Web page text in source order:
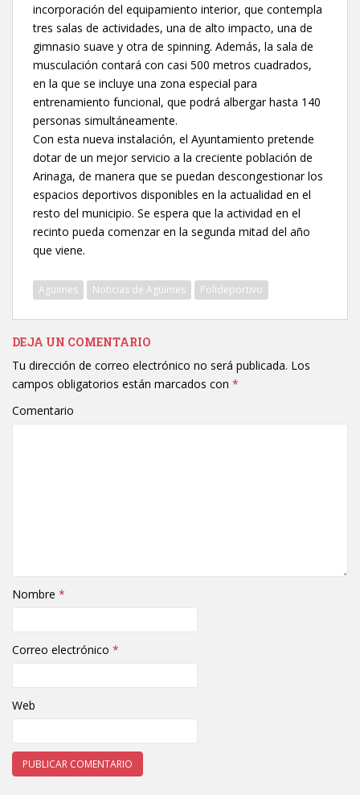
incorporación del equipamiento interior, que contempla
tres salas de actividades, una de alto impacto, una de
gimnasio suave y otra de spinning. Además, la sala de
musculación contará con casi 500 metros cuadrados,
en la que se incluye una zona especial para
entrenamiento funcional, que podrá albergar hasta 140
personas simultáneamente.
Con esta nueva instalación, el Ayuntamiento pretende
dotar de un mejor servicio a la creciente población de
Arinaga, de manera que se puedan descongestionar los
espacios deportivos disponibles en la actualidad en el
resto del municipio. Se espera que la actividad en el
recinto pueda comenzar en la segunda mitad del año
que viene.
Agüimes Noticias de Agüimes Polideportivo
DEJA UN COMENTARIO
Tu dirección de correo electrónico no será publicada. Los
campos obligatorios están marcados con *
Comentario
Nombre *
Correo electrónico *
Web